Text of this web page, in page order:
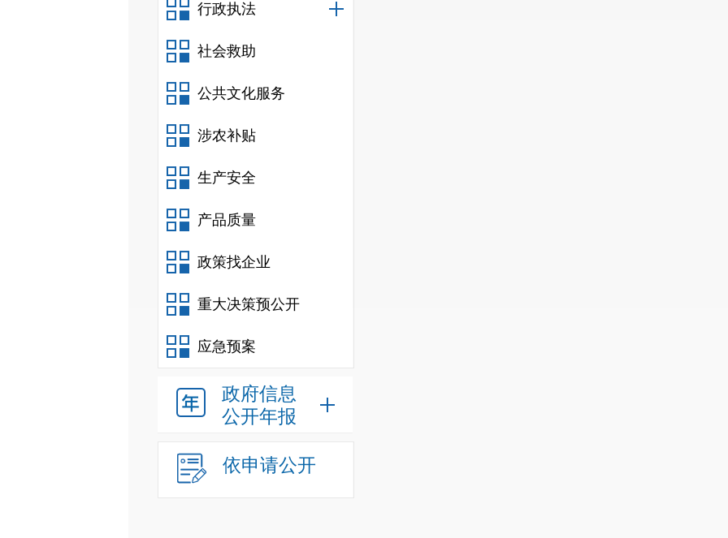
行政执法
社会救助
公共文化服务
涉农补贴
生产安全
产品质量
政策找企业
重大决策预公开
应急预案
政府信息
公开年报
依申请公开